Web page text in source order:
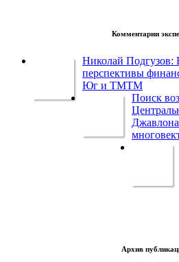
Комментарии
Николай Подгузов:
перспективы
Юг и ТМТМ
Поиск
Архив